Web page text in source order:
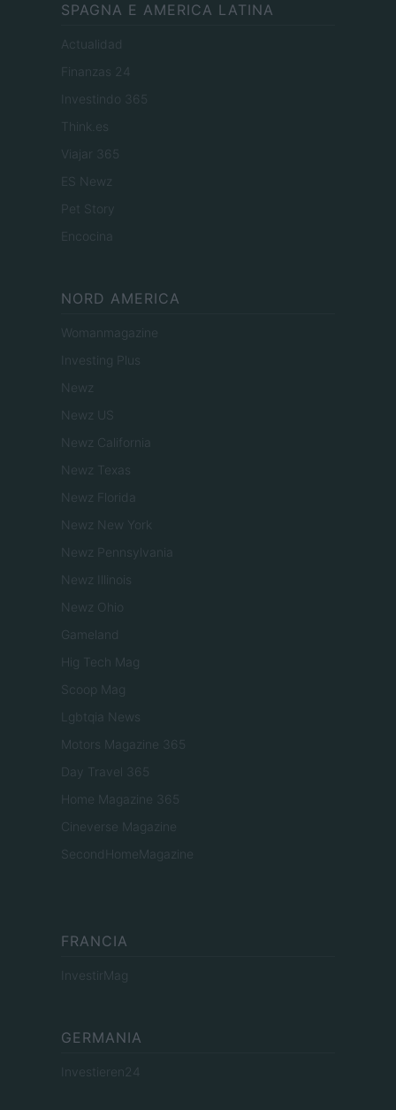
SPAGNA E AMERICA LATINA
Actualidad
Finanzas 24
Investindo 365
Think.es
Viajar 365
ES Newz
Pet Story
Encocina
NORD AMERICA
Womanmagazine
Investing Plus
Newz
Newz US
Newz California
Newz Texas
Newz Florida
Newz New York
Newz Pennsylvania
Newz Illinois
Newz Ohio
Gameland
Hig Tech Mag
Scoop Mag
Lgbtqia News
Motors Magazine 365
Day Travel 365
Home Magazine 365
Cineverse Magazine
SecondHomeMagazine
FRANCIA
InvestirMag
GERMANIA
Investieren24